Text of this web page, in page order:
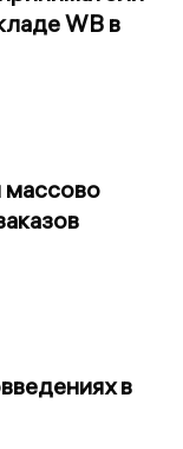
WB в
массово
в